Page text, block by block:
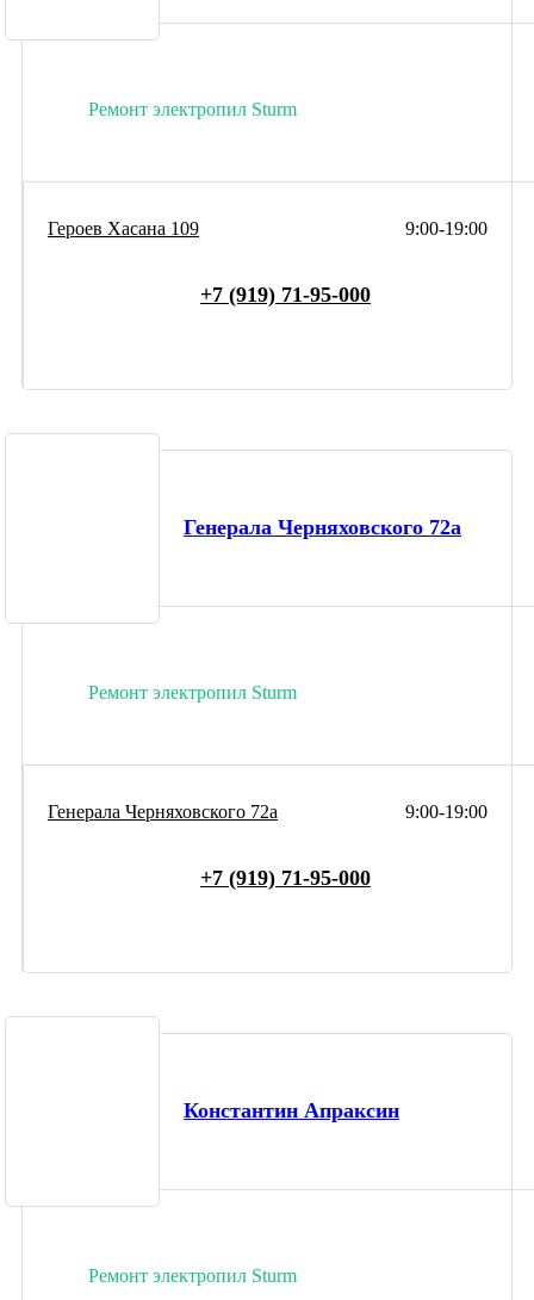
Ремонт электропил Sturm
9:00-19:00
Героев Хасана 109
+7 (919) 71-95-000
Генерала Черняховского 72а
Ремонт электропил Sturm
9:00-19:00
Генерала Черняховского 72а
+7 (919) 71-95-000
Константин Апраксин
Ремонт электропил Sturm